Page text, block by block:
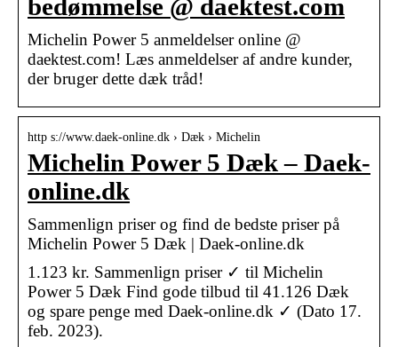
bedømmelse @ daektest.com
Michelin Power 5 anmeldelser online @
daektest.com! Læs anmeldelser af andre kunder,
der bruger dette dæk tråd!
http s://www.daek-online.dk › Dæk › Michelin
Michelin Power 5 Dæk – Daek-
online.dk
Sammenlign priser og find de bedste priser på
Michelin Power 5 Dæk | Daek-online.dk
1.123 kr. Sammenlign priser ✓ til Michelin
Power 5 Dæk Find gode tilbud til 41.126 Dæk
og spare penge med Daek-online.dk ✓ (Dato 17.
feb. 2023).